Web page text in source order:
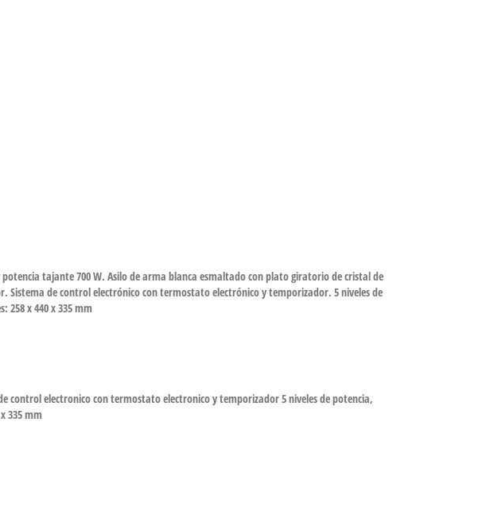
tajante 700 W. Asilo de arma blanca esmaltado con plato giratorio de cristal de
de control electrónico con termostato electrónico y temporizador. 5 niveles de
258 x 440 x 335 mm
control electronico con termostato electronico y temporizador 5 niveles de potencia,
335 mm